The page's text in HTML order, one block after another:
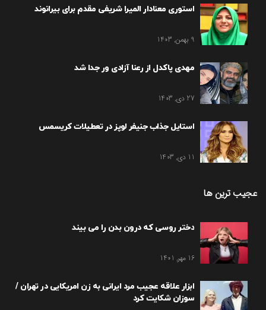
استوری معنادار المیرا شریفی مقدم برای بیرانوند
9 بهمن, 1403
مهدی پاکدل از رعنا آزادی ور جدا شد
27 دی, 1403
استایل جذاب جنیفر لوپز در تعطیلات کریسمس
11 دی, 1403
عجیب ترین ها
دختر روسی که درون بدن را می بیند
16 مهر, 1401
ابزار علاقه عجیب مرد ایرانی به زن امریکایی در تهران /
سوزان شکایت کرد